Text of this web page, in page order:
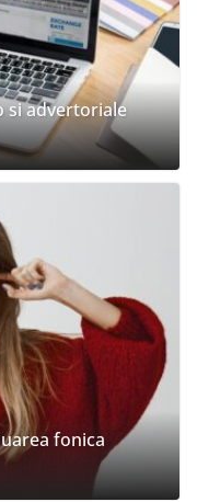
si advertoriale
fonica